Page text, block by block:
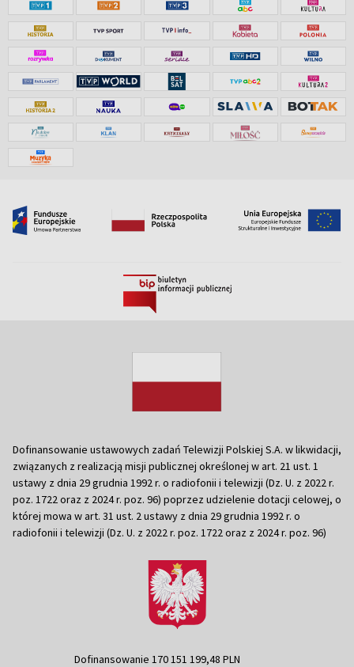
Dofinansowanie ustawowych zadań Telewizji Polskiej S.A. w likwidacji,
związanych z realizacją misji publicznej określonej w art. 21 ust. 1
ustawy z dnia 29 grudnia 1992 r. o radiofonii i telewizji (Dz. U. z 2022 r.
poz. 1722 oraz z 2024 r. poz. 96) poprzez udzielenie dotacji celowej, o
której mowa w art. 31 ust. 2 ustawy z dnia 29 grudnia 1992 r. o
radiofonii i telewizji (Dz. U. z 2022 r. poz. 1722 oraz z 2024 r. poz. 96)
Dofinansowanie 170 151 199,48 PLN